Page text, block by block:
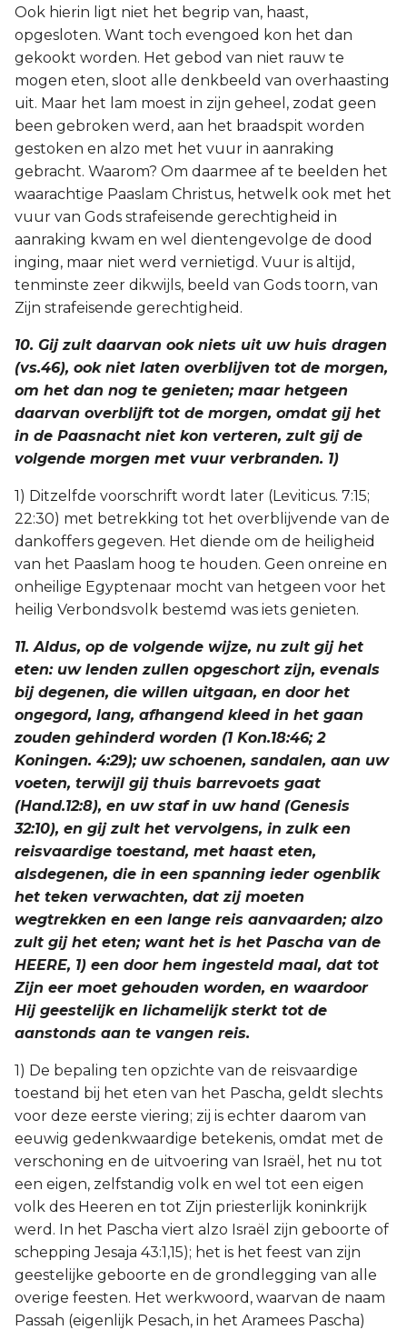
Ook hierin ligt niet het begrip van, haast,
opgesloten. Want toch evengoed kon het dan
gekookt worden. Het gebod van niet rauw te
mogen eten, sloot alle denkbeeld van overhaasting
uit. Maar het lam moest in zijn geheel, zodat geen
been gebroken werd, aan het braadspit worden
gestoken en alzo met het vuur in aanraking
gebracht. Waarom? Om daarmee af te beelden het
waarachtige Paaslam Christus, hetwelk ook met het
vuur van Gods strafeisende gerechtigheid in
aanraking kwam en wel dientengevolge de dood
inging, maar niet werd vernietigd. Vuur is altijd,
tenminste zeer dikwijls, beeld van Gods toorn, van
Zijn strafeisende gerechtigheid.
10. Gij zult daarvan ook niets uit uw huis dragen
(vs.46), ook niet laten overblijven tot de morgen,
om het dan nog te genieten; maar hetgeen
daarvan overblijft tot de morgen, omdat gij het
in de Paasnacht niet kon verteren, zult gij de
volgende morgen met vuur verbranden. 1)
1) Ditzelfde voorschrift wordt later (Leviticus. 7:15;
22:30) met betrekking tot het overblijvende van de
dankoffers gegeven. Het diende om de heiligheid
van het Paaslam hoog te houden. Geen onreine en
onheilige Egyptenaar mocht van hetgeen voor het
heilig Verbondsvolk bestemd was iets genieten.
11. Aldus, op de volgende wijze, nu zult gij het
eten: uw lenden zullen opgeschort zijn, evenals
bij degenen, die willen uitgaan, en door het
ongegord, lang, afhangend kleed in het gaan
zouden gehinderd worden (1 Kon.18:46; 2
Koningen. 4:29); uw schoenen, sandalen, aan uw
voeten, terwijl gij thuis barrevoets gaat
(Hand.12:8), en uw staf in uw hand (Genesis
32:10), en gij zult het vervolgens, in zulk een
reisvaardige toestand, met haast eten,
alsdegenen, die in een spanning ieder ogenblik
het teken verwachten, dat zij moeten
wegtrekken en een lange reis aanvaarden; alzo
zult gij het eten; want het is het Pascha van de
HEERE, 1) een door hem ingesteld maal, dat tot
Zijn eer moet gehouden worden, en waardoor
Hij geestelijk en lichamelijk sterkt tot de
aanstonds aan te vangen reis.
1) De bepaling ten opzichte van de reisvaardige
toestand bij het eten van het Pascha, geldt slechts
voor deze eerste viering; zij is echter daarom van
eeuwig gedenkwaardige betekenis, omdat met de
verschoning en de uitvoering van Israël, het nu tot
een eigen, zelfstandig volk en wel tot een eigen
volk des Heeren en tot Zijn priesterlijk koninkrijk
werd. In het Pascha viert alzo Israël zijn geboorte of
schepping Jesaja 43:1,15); het is het feest van zijn
geestelijke geboorte en de grondlegging van alle
overige feesten. Het werkwoord, waarvan de naam
Passah (eigenlijk Pesach, in het Aramees Pascha)